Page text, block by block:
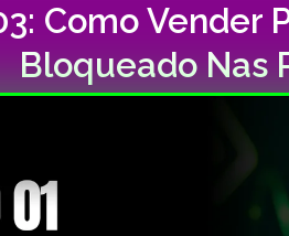
Como Vender
Bloqueado Nas